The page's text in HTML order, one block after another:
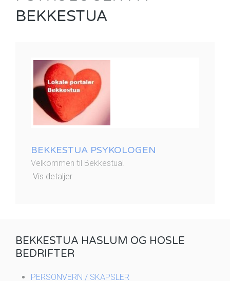
BEKKESTUA
BEKKESTUA PSYKOLOGEN
Velkommen til Bekkestua!
Vis detaljer
BEKKESTUA HASLUM OG HOSLE
BEDRIFTER
PERSONVERN / SKAPSLER